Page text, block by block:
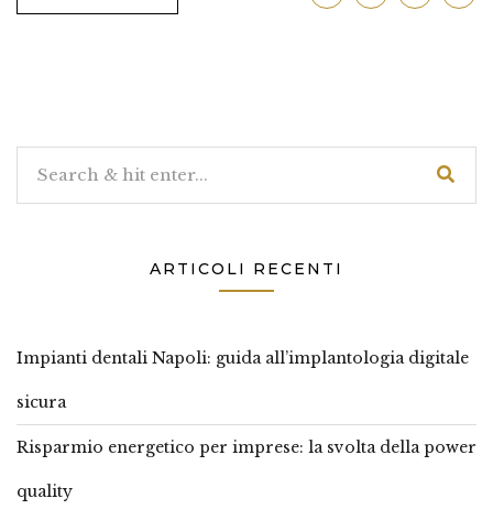
ARTICOLI RECENTI
Impianti dentali Napoli: guida all’implantologia digitale
sicura
Risparmio energetico per imprese: la svolta della power
quality